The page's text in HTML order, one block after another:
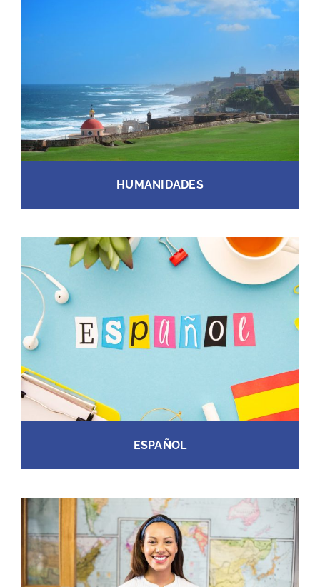
HUMANIDADES
ESPAÑOL